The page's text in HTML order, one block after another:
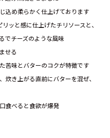
込め柔らかく仕上げております
ッと感に仕上げたチリソースと、
でチーズのような風味
せる
苦味とバターのコクが特徴です
き上がる直前にバターを混ぜ、
食べると食欲が爆発